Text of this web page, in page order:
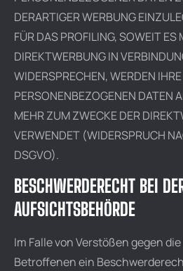
DERARTIGER WERBUNG
FÜR DAS PROFILING, SOWEIT ES
DIREKTWERBUNG IN
WIDERSPRECHEN, WERDEN IHRE
PERSONENBEZOGENEN DATEN
MEHR ZUM ZWECKE DER
VERWENDET (WIDERSPRUCH
DSGVO).
BESCHWERDE­RECHT BEI
AUFSICHTS­BEHÖRDE
Im Falle von Verstößen gegen
Betroffenen ein